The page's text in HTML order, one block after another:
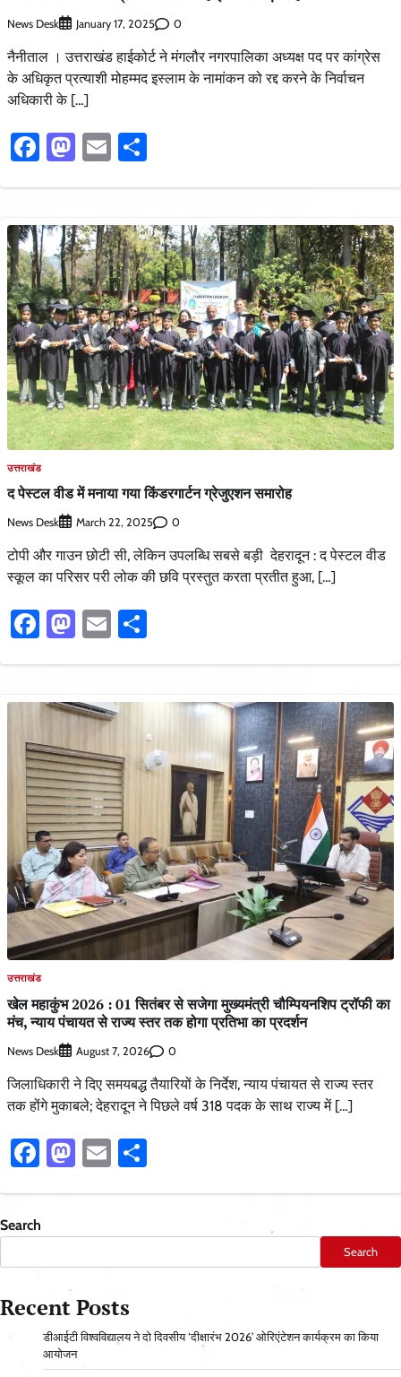
News Desk January 17, 2025 0
नैनीताल । उत्तराखंड हाईकोर्ट ने मंगलौर नगरपालिका अध्यक्ष पद पर कांग्रेस
के अधिकृत प्रत्याशी मोहम्मद इस्लाम के नामांकन को रद्द करने के निर्वाचन
अधिकारी के […]
Facebook
Mastodon
Email
उत्तराखंड
द पेस्टल वीड में मनाया गया किंडरगार्टन ग्रेजुएशन समारोह
News Desk March 22, 2025 0
टोपी और गाउन छोटी सी, लेकिन उपलब्धि सबसे बड़ी देहरादून : द पेस्टल वीड
स्कूल का परिसर परी लोक की छवि प्रस्तुत करता प्रतीत हुआ, […]
Facebook
Mastodon
Email
उत्तराखंड
खेल महाकुंभ 2026 : 01 सितंबर से सजेगा मुख्यमंत्री चौम्पियनशिप ट्रॉफी का
मंच, न्याय पंचायत से राज्य स्तर तक होगा प्रतिभा का प्रदर्शन
News Desk August 7, 2026 0
जिलाधिकारी ने दिए समयबद्ध तैयारियों के निर्देश, न्याय पंचायत से राज्य स्तर
तक होंगे मुकाबले; देहरादून ने पिछले वर्ष 318 पदक के साथ राज्य में […]
Facebook
Mastodon
Email
Search
Search
Recent Posts
डीआईटी विश्वविद्यालय ने दो दिवसीय ‘दीक्षारंभ 2026’ ओरिएंटेशन कार्यक्रम का किया
आयोजन